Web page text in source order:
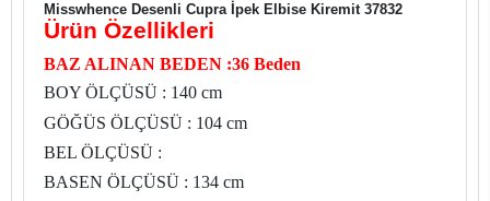
Misswhence Desenli Cupra İpek Elbise Kiremit 37832
Ürün Özellikleri
BAZ ALINAN BEDEN :36 Beden
BOY ÖLÇÜSÜ : 140 cm
GÖĞÜS ÖLÇÜSÜ : 104 cm
BEL ÖLÇÜSÜ :
BASEN ÖLÇÜSÜ : 134 cm